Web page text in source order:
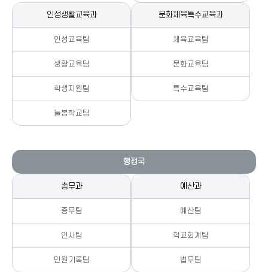
인성생활교육과
인성교육팀
생활교육팀
학생지원팀
늘봄학교팀
문화체육특수교육과
체육교육팀
문화교육팀
특수교육팀
행정국
총무과
총무팀
인사팀
민원기록팀
예산과
예산팀
학교회계팀
법무팀